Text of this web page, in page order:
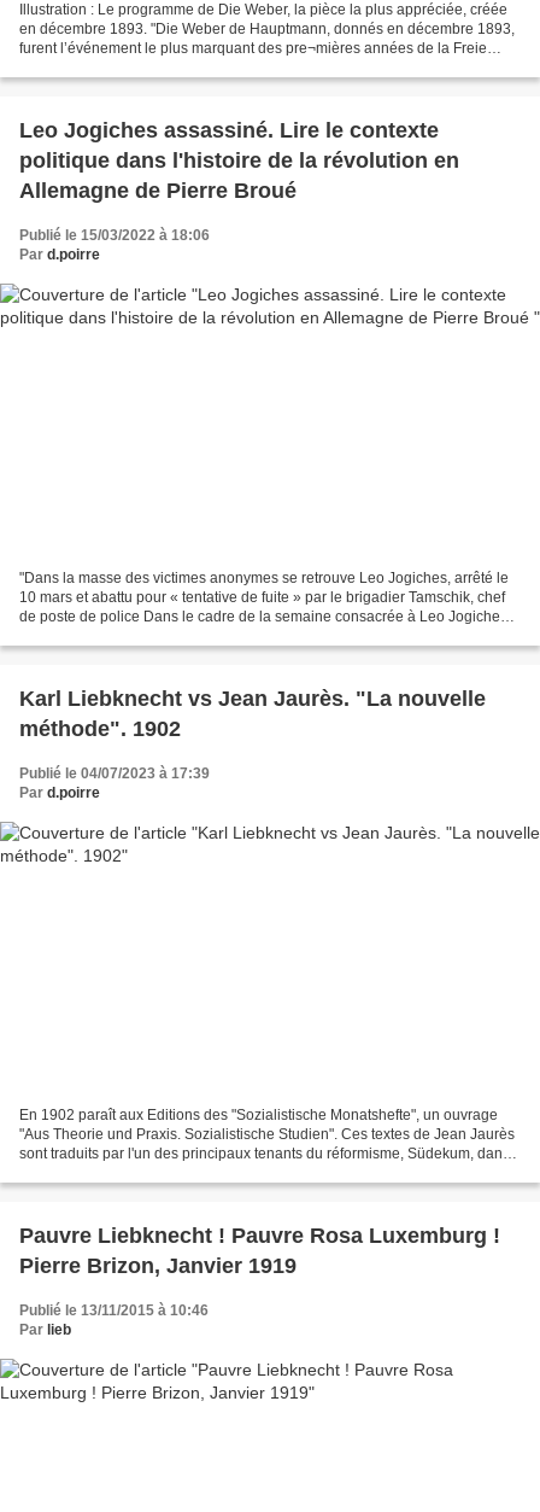
Illustration : Le programme de Die Weber, la pièce la plus appréciée, créée
en décembre 1893. "Die Weber de Hauptmann, donnés en décembre 1893,
furent l’événement le plus marquant des pre¬mières années de la Freie
Leo Jogiches assassiné. Lire le contexte
politique dans l'histoire de la révolution en
Allemagne de Pierre Broué
Publié le 15/03/2022 à 18:06
Par d.poirre
"Dans la masse des victimes anonymes se retrouve Leo Jogiches, arrêté le
10 mars et abattu pour « tentative de fuite » par le brigadier Tamschik, chef
de poste de police Dans le cadre de la semaine consacrée à Leo Jogiches,
Karl Liebknecht vs Jean Jaurès. "La nouvelle
méthode". 1902
Publié le 04/07/2023 à 17:39
Par d.poirre
En 1902 paraît aux Editions des "Sozialistische Monatshefte", un ouvrage
"Aus Theorie und Praxis. Sozialistische Studien". Ces textes de Jean Jaurès
sont traduits par l'un des principaux tenants du réformisme, Südekum, dans
Pauvre Liebknecht ! Pauvre Rosa Luxemburg !
Pierre Brizon, Janvier 1919
Publié le 13/11/2015 à 10:46
Par lieb